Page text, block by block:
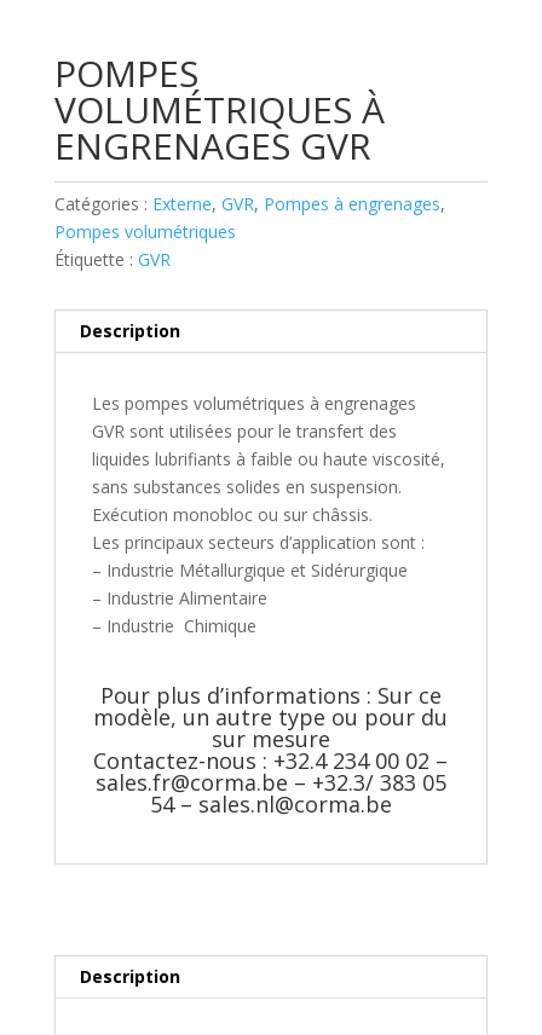
POMPES
VOLUMÉTRIQUES À
ENGRENAGES GVR
Catégories : Externe, GVR, Pompes à engrenages,
Pompes volumétriques
Étiquette : GVR
Description
Les pompes volumétriques à engrenages
GVR sont utilisées pour le transfert des
liquides lubrifiants à faible ou haute viscosité,
sans substances solides en suspension.
Exécution monobloc ou sur châssis.
Les principaux secteurs d’application sont :
– Industrie Métallurgique et Sidérurgique
– Industrie Alimentaire
– Industrie Chimique
Pour plus d’informations : Sur ce
modèle, un autre type ou pour du
sur mesure
Contactez-nous : +32.4 234 00 02 –
sales.fr@corma.be – +32.3/ 383 05
54 – sales.nl@corma.be
Description